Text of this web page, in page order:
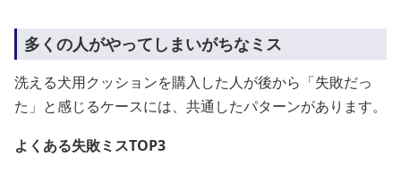
多くの人がやってしまいがちなミス
洗える犬用クッションを購入した人が後から「失敗だっ
た」と感じるケースには、共通したパターンがあります。
よくある失敗ミスTOP3